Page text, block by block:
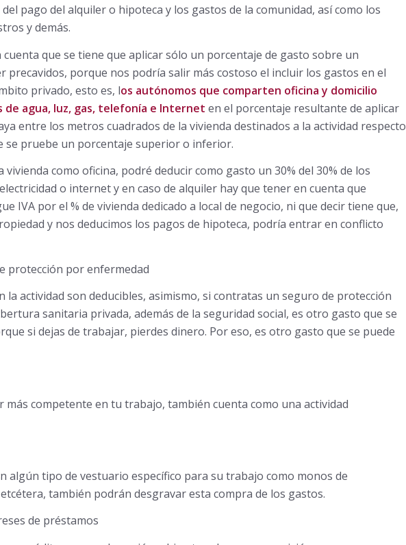
pago del alquiler o hipoteca y los gastos de la comunidad, así como los
y demás.
que se tiene que aplicar sólo un porcentaje de gasto sobre un
precavidos, porque nos podría salir más costoso el incluir los gastos en el
privado, esto es, los autónomos que comparten oficina y domicilio
de agua, luz, gas, telefonía e Internet en el porcentaje resultante de aplicar
entre los metros cuadrados de la vivienda destinados a la actividad respecto
se pruebe un porcentaje superior o inferior.
vivienda como oficina, podré deducir como gasto un 30% del 30% de los
o internet y en caso de alquiler hay que tener en cuenta que
IVA por el % de vivienda dedicado a local de negocio, ni que decir tiene que,
y nos deducimos los pagos de hipoteca, podría entrar en conflicto
protección por enfermedad
la actividad son deducibles, asimismo, si contratas un seguro de protección
sanitaria privada, además de la seguridad social, es otro gasto que se
si dejas de trabajar, pierdes dinero. Por eso, es otro gasto que se puede
más competente en tu trabajo, también cuenta como una actividad
algún tipo de vestuario específico para su trabajo como monos de
también podrán desgravar esta compra de los gastos.
de préstamos